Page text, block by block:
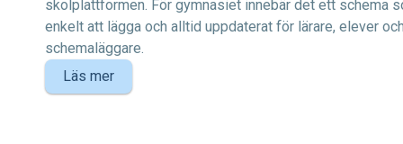
skolplattformen. För gymnasiet innebär det ett schema
enkelt att lägga och alltid uppdaterat för lärare, elever
schemaläggare.
Läs mer